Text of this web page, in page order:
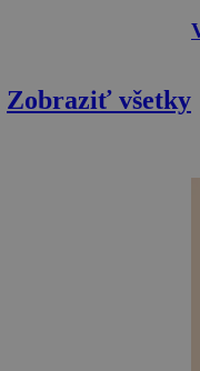
Zobraziť všetky